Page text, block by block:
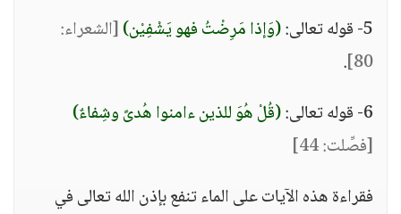
5- قوله تعالى:
(وَإذا مَرِضْتُ فهو يَشْفِيْن)[الشعراء:
80]
.
6- قوله تعالى:
(قُلْ هُوَ للذين ءامنوا هُدىً وشِفاءٌ)
[فصِّلت: 44]
فقراءة هذه الآيات على الماء تنفع بإذن الله تعالى في